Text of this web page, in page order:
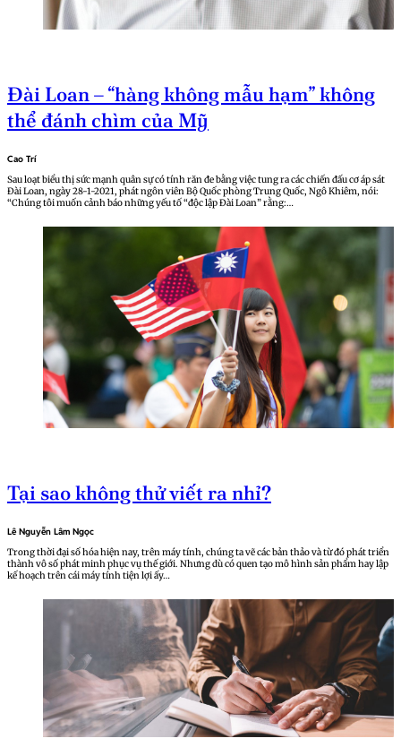
Đài Loan – “hàng không mẫu hạm” không
thể đánh chìm của Mỹ
Cao Trí
Sau loạt biểu thị sức mạnh quân sự có tính răn đe bằng việc tung ra các chiến đấu cơ áp sát
Đài Loan, ngày 28-1-2021, phát ngôn viên Bộ Quốc phòng Trung Quốc, Ngô Khiêm, nói:
“Chúng tôi muốn cảnh báo những yếu tố “độc lập Đài Loan” rằng:…
Tại sao không thử viết ra nhỉ?
Lê Nguyễn Lâm Ngọc
Trong thời đại số hóa hiện nay, trên máy tính, chúng ta vẽ các bản thảo và từ đó phát triển
thành vô số phát minh phục vụ thế giới. Nhưng dù có quen tạo mô hình sản phẩm hay lập
kế hoạch trên cái máy tính tiện lợi ấy…